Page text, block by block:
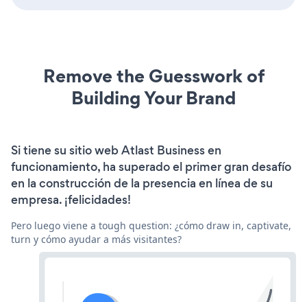
Remove the Guesswork of
Building Your Brand
Si tiene su sitio web Atlast Business en
funcionamiento, ha superado el primer gran desafío
en la construcción de la presencia en línea de su
empresa. ¡felicidades!
Pero luego viene a tough question: ¿cómo draw in, captivate,
turn y cómo ayudar a más visitantes?